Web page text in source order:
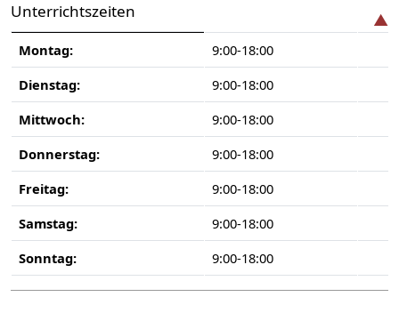
Unterrichtszeiten
Montag:
9:00-18:00
Dienstag:
9:00-18:00
Mittwoch:
9:00-18:00
Donnerstag:
9:00-18:00
Freitag:
9:00-18:00
Samstag:
9:00-18:00
Sonntag:
9:00-18:00